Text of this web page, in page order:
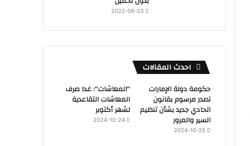
2022-06-03
احدث المقالات
حكومة دولة الإمارات
تصدر مرسوم بقانون
اتحادي جديد بشأن تنظيم
السير والمرور
2024-10-25
“المعاشات”: غدا صرف
المعاشات التقاعدية
لشهر أكتوبر
2024-10-24